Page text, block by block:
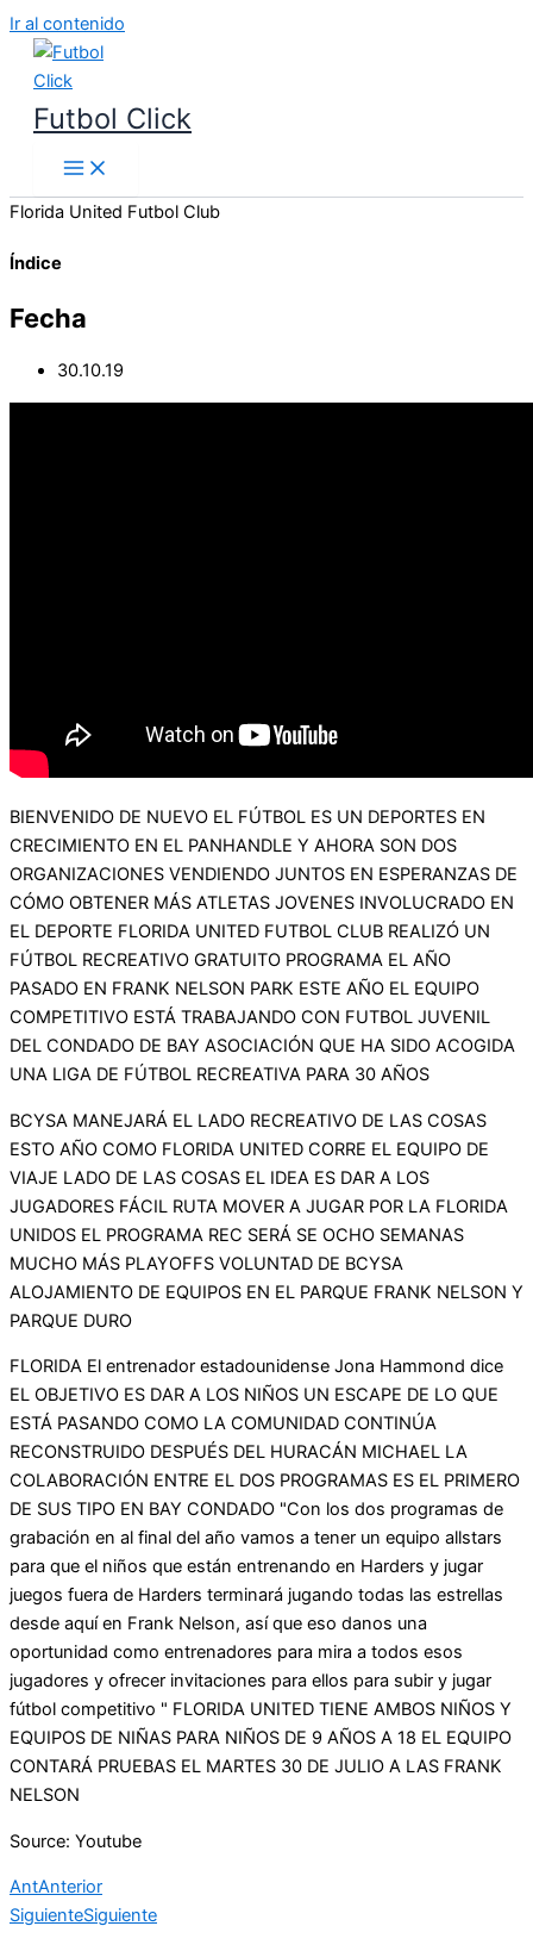
Ir al contenido
Futbol Click
Florida United Futbol Club
Índice
Fecha
30.10.19
BIENVENIDO DE NUEVO EL FÚTBOL ES UN DEPORTES EN
CRECIMIENTO EN EL PANHANDLE Y AHORA SON DOS
ORGANIZACIONES VENDIENDO JUNTOS EN ESPERANZAS DE
CÓMO OBTENER MÁS ATLETAS JOVENES INVOLUCRADO EN
EL DEPORTE FLORIDA UNITED FUTBOL CLUB REALIZÓ UN
FÚTBOL RECREATIVO GRATUITO PROGRAMA EL AÑO
PASADO EN FRANK NELSON PARK ESTE AÑO EL EQUIPO
COMPETITIVO ESTÁ TRABAJANDO CON FUTBOL JUVENIL
DEL CONDADO DE BAY ASOCIACIÓN QUE HA SIDO ACOGIDA
UNA LIGA DE FÚTBOL RECREATIVA PARA 30 AÑOS
BCYSA MANEJARÁ EL LADO RECREATIVO DE LAS COSAS
ESTO AÑO COMO FLORIDA UNITED CORRE EL EQUIPO DE
VIAJE LADO DE LAS COSAS EL IDEA ES DAR A LOS
JUGADORES FÁCIL RUTA MOVER A JUGAR POR LA FLORIDA
UNIDOS EL PROGRAMA REC SERÁ SE OCHO SEMANAS
MUCHO MÁS PLAYOFFS VOLUNTAD DE BCYSA
ALOJAMIENTO DE EQUIPOS EN EL PARQUE FRANK NELSON Y
PARQUE DURO
FLORIDA El entrenador estadounidense Jona Hammond dice
EL OBJETIVO ES DAR A LOS NIÑOS UN ESCAPE DE LO QUE
ESTÁ PASANDO COMO LA COMUNIDAD CONTINÚA
RECONSTRUIDO DESPUÉS DEL HURACÁN MICHAEL LA
COLABORACIÓN ENTRE EL DOS PROGRAMAS ES EL PRIMERO
DE SUS TIPO EN BAY CONDADO "Con los dos programas de
grabación en al final del año vamos a tener un equipo allstars
para que el niños que están entrenando en Harders y jugar
juegos fuera de Harders terminará jugando todas las estrellas
desde aquí en Frank Nelson, así que eso danos una
oportunidad como entrenadores para mira a todos esos
jugadores y ofrecer invitaciones para ellos para subir y jugar
fútbol competitivo " FLORIDA UNITED TIENE AMBOS NIÑOS Y
EQUIPOS DE NIÑAS PARA NIÑOS DE 9 AÑOS A 18 EL EQUIPO
CONTARÁ PRUEBAS EL MARTES 30 DE JULIO A LAS FRANK
NELSON
Source: Youtube
AntAnterior
SiguienteSiguiente